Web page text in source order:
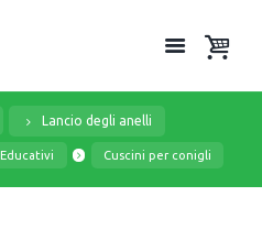
Lancio degli anelli
Educativi Cuscini per conigli